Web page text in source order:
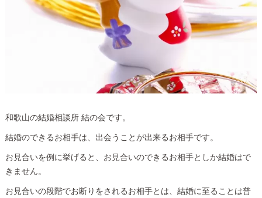
和歌山の結婚相談所 結の会です。
結婚のできるお相手は、出会うことが出来るお相手です。
お見合いを例に挙げると、お見合いのできるお相手としか結婚はで
きません。
お見合いの段階でお断りをされるお相手とは、結婚に至ることは普